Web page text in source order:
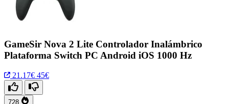
GameSir Nova 2 Lite Controlador Inalámbrico
Plataforma Switch PC Android iOS 1000 Hz
21.17€ 45€
728